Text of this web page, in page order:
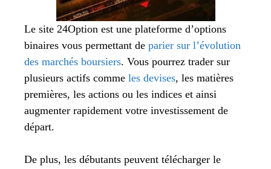
Le site 24Option est une plateforme d’options
binaires vous permettant de parier sur l’évolution
des marchés boursiers. Vous pourrez trader sur
plusieurs actifs comme les devises, les matières
premières, les actions ou les indices et ainsi
augmenter rapidement votre investissement de
départ.
De plus, les débutants peuvent télécharger le